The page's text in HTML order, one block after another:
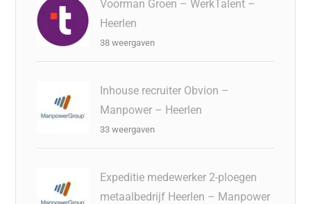
Voorman Groen – WerkTalent –
Heerlen
38 weergaven
Inhouse recruiter Obvion –
Manpower – Heerlen
33 weergaven
Expeditie medewerker 2-ploegen
metaalbedrijf Heerlen – Manpower